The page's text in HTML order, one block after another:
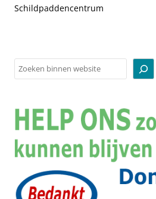
Schildpaddencentrum
Zoeken